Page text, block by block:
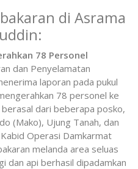
di Asrama
78 Personel
dan Penyelamatan
laporan pada pukul
78 personel ke
dari beberapa posko,
(Mako), Ujung Tanah, dan
Operasi Damkarmat
melanda area seluas
dan api berhasil dipadamkan